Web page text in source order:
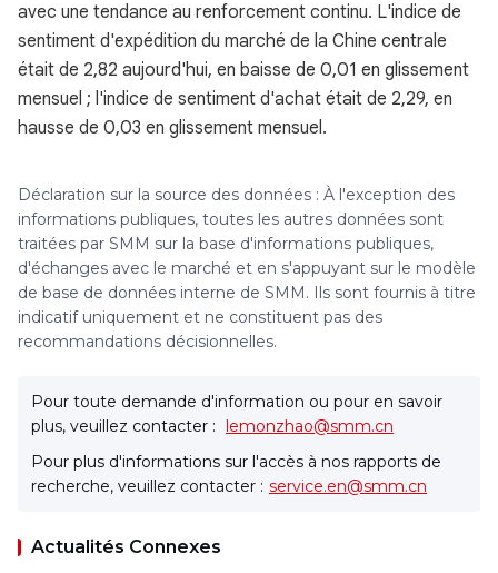
avec une tendance au renforcement continu. L'indice de
sentiment d'expédition du marché de la Chine centrale
était de 2,82 aujourd'hui, en baisse de 0,01 en glissement
mensuel ; l'indice de sentiment d'achat était de 2,29, en
hausse de 0,03 en glissement mensuel.
Déclaration sur la source des données : À l'exception des
informations publiques, toutes les autres données sont
traitées par SMM sur la base d'informations publiques,
d'échanges avec le marché et en s'appuyant sur le modèle
de base de données interne de SMM. Ils sont fournis à titre
indicatif uniquement et ne constituent pas des
recommandations décisionnelles.
Pour toute demande d'information ou pour en savoir
plus, veuillez contacter : lemonzhao@smm.cn
Pour plus d'informations sur l'accès à nos rapports de
recherche, veuillez contacter : service.en@smm.cn
Actualités Connexes